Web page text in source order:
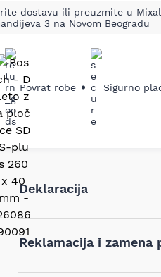
dostavu ili preuzmite u Mixal
3 na Novom Beogradu
Povrat robe Sigurno
Deklaracija
Tip i model:
Reklamacija i zamena